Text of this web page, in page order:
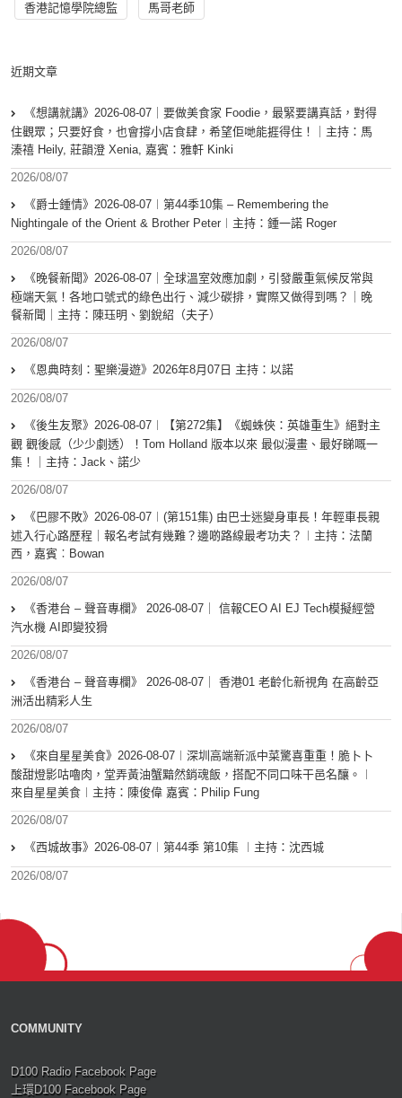
香港記憶學院總監 馬哥老師
近期文章
《想講就講》2026-08-07｜要做美食家 Foodie，最緊要講真話，對得
住觀眾；只要好食，也會撐小店食肆，希望佢哋能捱得住！｜主持：馬
溱禧 Heily, 莊韻澄 Xenia, 嘉賓：雅軒 Kinki
2026/08/07
《爵士鍾情》2026-08-07︱第44季10集 – Remembering the
Nightingale of the Orient & Brother Peter︱主持：鍾一諾 Roger
2026/08/07
《晚餐新聞》2026-08-07｜全球溫室效應加劇，引發嚴重氣候反常與
極端天氣！各地口號式的綠色出行、減少碳排，實際又做得到嗎？｜晚
餐新聞｜主持：陳珏明、劉銳紹（夫子）
2026/08/07
《恩典時刻：聖樂漫遊》2026年8月07日 主持：以諾
2026/08/07
《後生友聚》2026-08-07︱【第272集】《蜘蛛俠：英雄重生》絕對主
觀 觀後感（少少劇透）！Tom Holland 版本以來 最似漫畫、最好睇嘅一
集！｜主持：Jack、諾少
2026/08/07
《巴膠不敗》2026-08-07︱(第151集) 由巴士迷變身車長！年輕車長親
述入行心路歷程｜報名考試有幾難？邊啲路線最考功夫？︱主持：法蘭
西，嘉賓︰Bowan
2026/08/07
《香港台 – 聲音專欄》 2026-08-07｜ 信報CEO AI EJ Tech模擬經營
汽水機 AI即變狡猾
2026/08/07
《香港台 – 聲音專欄》 2026-08-07｜ 香港01 老齡化新視角 在高齡亞
洲活出精彩人生
2026/08/07
《來自星星美食》2026-08-07︱深圳高端新派中菜驚喜重重！脆卜卜
酸甜燈影咕嚕肉，堂弄黃油蟹黯然銷魂飯，搭配不同口味干邑名釀。︱
來自星星美食︱主持：陳俊偉 嘉賓：Philip Fung
2026/08/07
《西城故事》2026-08-07︱第44季 第10集 ︱主持：沈西城
2026/08/07
COMMUNITY
D100 Radio Facebook Page
上環D100 Facebook Page